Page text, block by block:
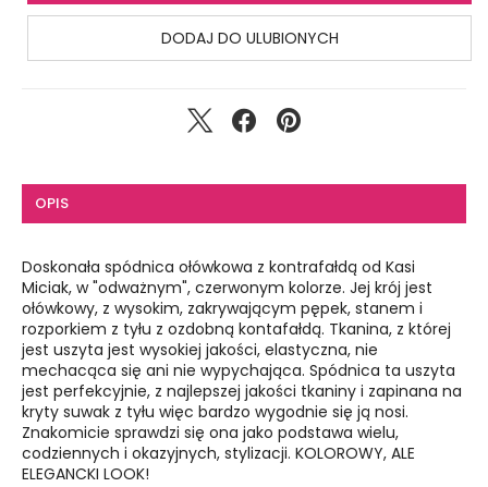
DODAJ DO ULUBIONYCH
OPIS
Doskonała spódnica ołówkowa z kontrafałdą od Kasi
Miciak, w "odważnym", czerwonym kolorze. Jej krój jest
ołówkowy, z wysokim, zakrywającym pępek, stanem i
rozporkiem z tyłu z ozdobną kontafałdą. Tkanina, z której
jest uszyta jest wysokiej jakości, elastyczna, nie
mechacąca się ani nie wypychająca. Spódnica ta uszyta
jest perfekcyjnie, z najlepszej jakości tkaniny i zapinana na
kryty suwak z tyłu więc bardzo wygodnie się ją nosi.
Znakomicie sprawdzi się ona jako podstawa wielu,
codziennych i okazyjnych, stylizacji. KOLOROWY, ALE
ELEGANCKI LOOK!